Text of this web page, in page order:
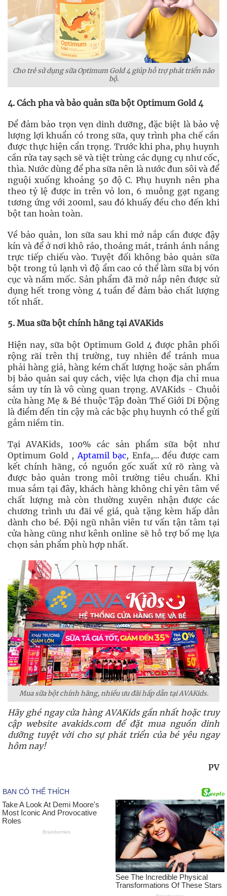
Cho trẻ sử dụng sữa Optimum Gold 4 giúp hỗ trợ phát triển não
bộ.
4. Cách pha và bảo quản sữa bột Optimum Gold 4
Để đảm bảo trọn vẹn dinh dưỡng, đặc biệt là bảo vệ
lượng lợi khuẩn có trong sữa, quy trình pha chế cần
được thực hiện cẩn trọng. Trước khi pha, phụ huynh
cần rửa tay sạch sẽ và tiệt trùng các dụng cụ như cốc,
thìa. Nước dùng để pha sữa nên là nước đun sôi và để
nguội xuống khoảng 50 độ C. Phụ huynh nên pha
theo tỷ lệ được in trên vỏ lon, 6 muỗng gạt ngang
tương ứng với 200ml, sau đó khuấy đều cho đến khi
bột tan hoàn toàn.
Về bảo quản, lon sữa sau khi mở nắp cần được đậy
kín và để ở nơi khô ráo, thoáng mát, tránh ánh nắng
trực tiếp chiếu vào. Tuyệt đối không bảo quản sữa
bột trong tủ lạnh vì độ ẩm cao có thể làm sữa bị vón
cục và nấm mốc. Sản phẩm đã mở nắp nên được sử
dụng hết trong vòng 4 tuần để đảm bảo chất lượng
tốt nhất.
5. Mua sữa bột chính hãng tại AVAKids
Hiện nay, sữa bột Optimum Gold 4 được phân phối
rộng rãi trên thị trường, tuy nhiên để tránh mua
phải hàng giả, hàng kém chất lượng hoặc sản phẩm
bị bảo quản sai quy cách, việc lựa chọn địa chỉ mua
sắm uy tín là vô cùng quan trọng. AVAKids - Chuỗi
cửa hàng Mẹ & Bé thuộc Tập đoàn Thế Giới Di Động
là điểm đến tin cậy mà các bậc phụ huynh có thể gửi
gắm niềm tin.
Tại AVAKids, 100% các sản phẩm sữa bột như
Optimum Gold , Aptamil bạc, Enfa,... đều được cam
kết chính hãng, có nguồn gốc xuất xứ rõ ràng và
được bảo quản trong môi trường tiêu chuẩn. Khi
mua sắm tại đây, khách hàng không chỉ yên tâm về
chất lượng mà còn thường xuyên nhận được các
chương trình ưu đãi về giá, quà tặng kèm hấp dẫn
dành cho bé. Đội ngũ nhân viên tư vấn tận tâm tại
cửa hàng cũng như kênh online sẽ hỗ trợ bố mẹ lựa
chọn sản phẩm phù hợp nhất.
Mua sữa bột chính hãng, nhiều ưu đãi hấp dẫn tại AVAKids.
Hãy ghé ngay cửa hàng AVAKids gần nhất hoặc truy
cập website avakids.com để đặt mua nguồn dinh
dưỡng tuyệt vời cho sự phát triển của bé yêu ngay
hôm nay!
PV